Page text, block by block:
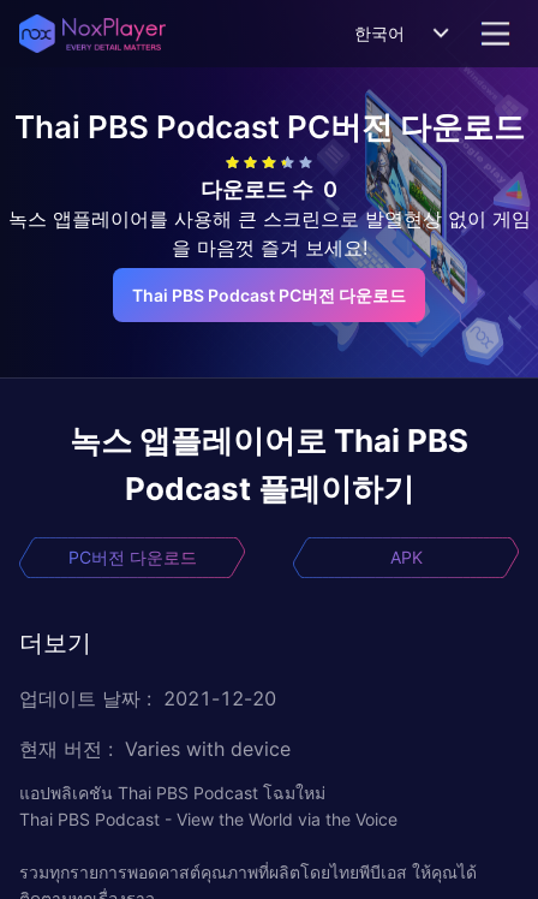
한국어
Thai PBS Podcast PC버전 다운로드
다운로드 수 0
녹스 앱플레이어를 사용해 큰 스크린으로 발열현상 없이 게임
을 마음껏 즐겨 보세요!
Thai PBS Podcast PC버전 다운로드
녹스 앱플레이어로 Thai PBS
Podcast 플레이하기
PC버전 다운로드 APK
더보기
업데이트 날짜 : 2021-12-20
현재 버전 : Varies with device
แอปพลิเคชัน Thai PBS Podcast โฉมใหม่
Thai PBS Podcast - View the World via the Voice
รวมทุกรายการพอดคาสต์คุณภาพที่ผลิตโดยไทยพีบีเอส ให้คุณได้